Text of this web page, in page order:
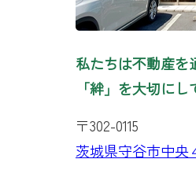
私たちは不動産を
「絆」を大切にし
〒302-0115
茨城県守谷市中央